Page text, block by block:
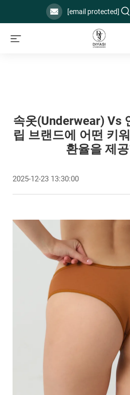
[email protected]
속옷(underwear) Vs
립 브랜드에 어떤 키
환율을 제
2025-12-23 13:30:00